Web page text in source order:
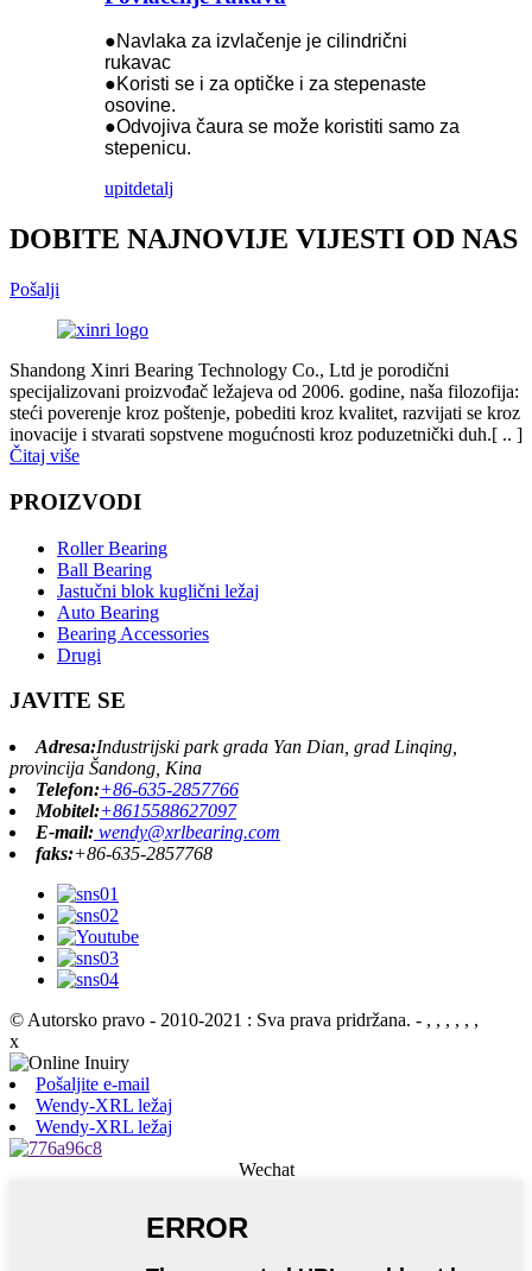
●Navlaka za izvlačenje je cilindrični
rukavac
●Koristi se i za optičke i za stepenaste
osovine.
●Odvojiva čaura se može koristiti samo za
stepenicu.
upitdetalj
DOBITE NAJNOVIJE VIJESTI OD NAS
Pošalji
Shandong Xinri Bearing Technology Co., Ltd je porodični
specijalizovani proizvođač ležajeva od 2006. godine, naša filozofija:
steći poverenje kroz poštenje, pobediti kroz kvalitet, razvijati se kroz
inovacije i stvarati sopstvene mogućnosti kroz poduzetnički duh.[ .. ]
Čitaj više
PROIZVODI
Roller Bearing
Ball Bearing
Jastučni blok kuglični ležaj
Auto Bearing
Bearing Accessories
Drugi
JAVITE SE
Adresa:Industrijski park grada Yan Dian, grad Linqing,
provincija Šandong, Kina
Telefon:+86-635-2857766
Mobitel:+8615588627097
E-mail: wendy@xrlbearing.com
faks:+86-635-2857768
© Autorsko pravo - 2010-2021 : Sva prava pridržana. - , , , , , ,
x
Pošaljite e-mail
Wendy-XRL ležaj
Wendy-XRL ležaj
Wechat